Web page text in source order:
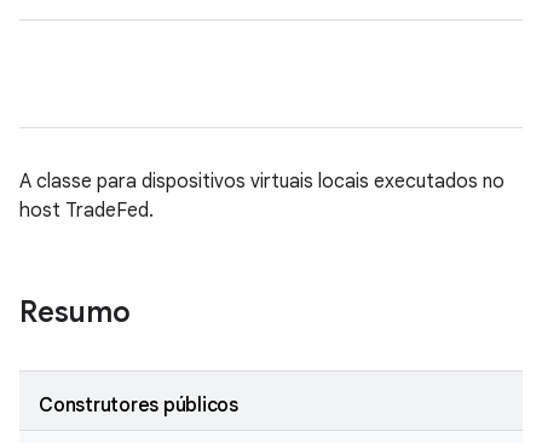
A classe para dispositivos virtuais locais executados no
host TradeFed.
Resumo
Construtores públicos